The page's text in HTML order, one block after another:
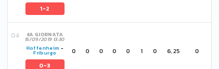
1-2
4A GIORNATA
15/09/2019 13:30
Hoffenheim -
Friburgo
0-3
0 0 0 0 0 1 0 6,25 0